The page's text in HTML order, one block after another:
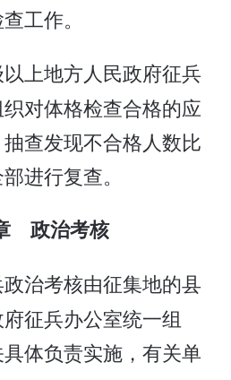
工作。
上地方人民政府征兵
对体格检查合格的应
查发现不合格人数比
进行复查。
政治考核
治考核由征集地的县
征兵办公室统一组
体负责实施，有关单